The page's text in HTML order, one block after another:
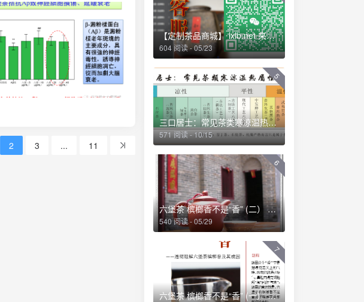
黄金桂，越是鲜香扑鼻，口感清
龙也曾是风靡一时。再接着，便
等等，很多茶友都是新茶即开始
其岩骨花香，迷倒不少资深茶人
，喝茶量大，经常一喝就整晚。
如泛酸、心悸、手脚酸软等。笔
发现自己经常会无缘无故“心发
，往往会出现腰酸腰胀，有头
词，最早的意义是指在血糖偏
甚至是出现某种症状的情形，
“醉茶”症状。第一步：从口感回
2 3 ... 11
【定制茶品商城】 lxlb.net 来些六堡
604 阅读 - 05/23
5
三口居士：常见茶类寒凉温热属性一览 (2013-04-01 09:53:04)
571 阅读 - 10/15
6
六堡茶 槟榔香不是“香” (二） ——透彻理解六堡茶槟榔香及其成因
540 阅读 - 05/29
7
六堡茶 槟榔香不是“香” (一） ——透彻理解六堡茶槟榔香及其成因